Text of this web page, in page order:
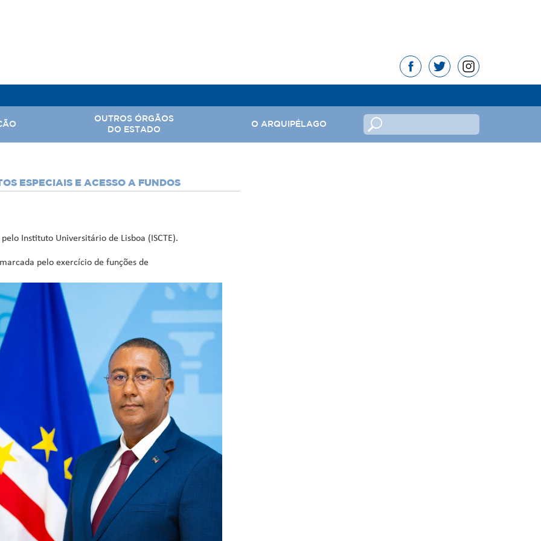
Parlamentares e Comunicação Social
Ciência e Inovação
OUTROS ÓRGÃOS
DO ESTADO
O ARQUIPÉLAGO
ESPECIAIS E ACESSO A FUNDOS
Instituto Universitário de Lisboa (ISCTE).
pelo exercício de funções de